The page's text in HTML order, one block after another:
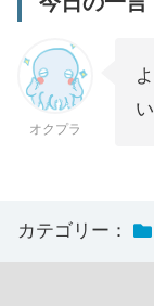
オクプラ
カテゴリー：